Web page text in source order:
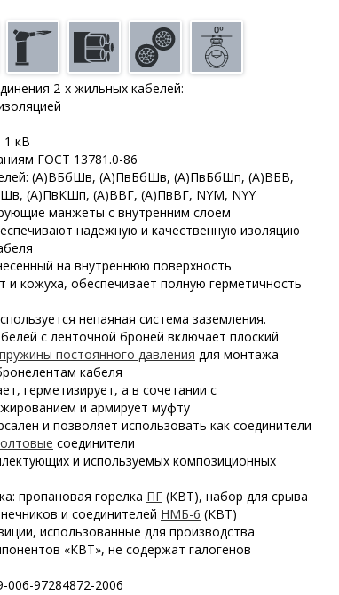
2-х жильных кабелей:
1 кВ
ГОСТ 13781.0-86
(А)ВБбШв, (А)ПвБбШв, (А)ПвБбШп, (А)ВБВ,
(А)ПвКШп, (А)ВВГ, (А)ПвВГ, NYM, NYY
манжеты с внутренним слоем
надежную и качественную изоляцию
на внутреннюю поверхность
и кожуха, обеспечивает полную герметичность
непаяная система заземления.
с ленточной броней включает плоский
пружины постоянного давления для монтажа
кабеля
герметизирует, а в сочетании с
и армирует муфту
и позволяет использовать как соединители
соединители
и используемых композиционных
пропановая горелка ПГ (КВТ), набор для срыва
и соединителей НМБ-6 (КВТ)
использованные для производства
«КВТ», не содержат галогенов
006-97284872-2006